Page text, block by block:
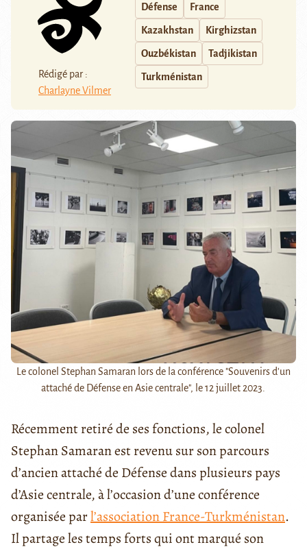
Rédigé par :
Charlayne Vilmer
Défense France
Kazakhstan Kirghizstan
Ouzbékistan Tadjikistan
Turkménistan
Le colonel Stephan Samaran lors de la conférence "Souvenirs d'un
attaché de Défense en Asie centrale", le 12 juillet 2023.
Récemment retiré de ses fonctions, le colonel
Stephan Samaran est revenu sur son parcours
d’ancien attaché de Défense dans plusieurs pays
d’Asie centrale, à l’occasion d’une conférence
organisée parl’association France-Turkménistan.
Il partage les temps forts qui ont marqué son